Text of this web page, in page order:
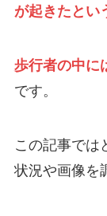
が起きたとい
歩行者の中に
です。
この記事では
状況や画像を